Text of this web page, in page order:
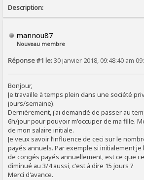
Description:
mannou87
Nouveau membre
Réponse #1 le:30 janvier 2018, 09:48:40 am
Bonjour,
Je travaille à temps plein dans une société
jours/semaine).
Dernièrement, j'ai demandé de passer au
6h/jour pour pouvoir m'occuper de ma fille.
de mon salaire initiale.
Je veux savoir l’influence de ceci sur le
payés annuels. Par exemple si initialement
de congés payés annuellement, est ce que
diminué au 3/4 aussi, c'est à dire 15 jours ?
Merci d'avance.